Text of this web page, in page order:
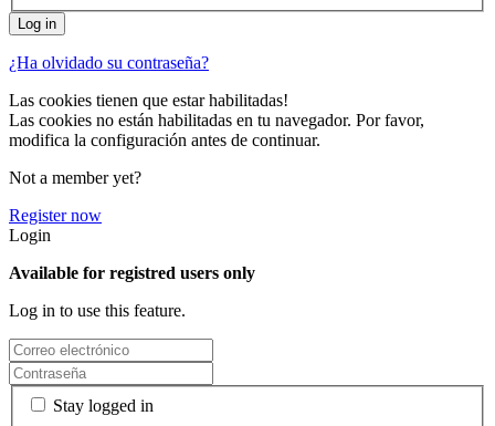
¿Ha olvidado su contraseña?
Las cookies tienen que estar habilitadas!
Las cookies no están habilitadas en tu navegador. Por favor,
modifica la configuración antes de continuar.
Not a member yet?
Register now
Login
Available for registred users only
Log in to use this feature.
Stay logged in